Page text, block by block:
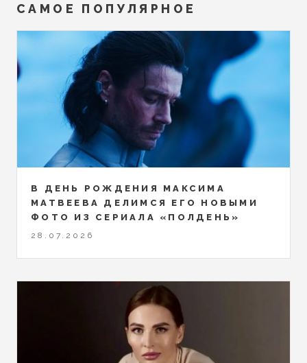
САМОЕ ПОПУЛЯРНОЕ
В ДЕНЬ РОЖДЕНИЯ МАКСИМА
МАТВЕЕВА ДЕЛИМСЯ ЕГО НОВЫМИ
ФОТО ИЗ СЕРИАЛА «ПОЛДЕНЬ»
28.07.2026